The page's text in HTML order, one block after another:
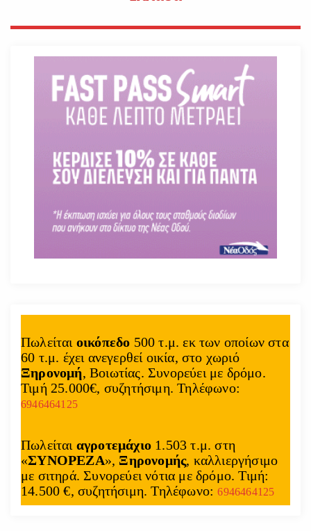
Πωλείται οικόπεδο 500 τ.μ. εκ των οποίων στα
60 τ.μ. έχει ανεγερθεί οικία, στο χωριό
Ξηρονομή, Βοιωτίας. Συνορεύει με δρόμο.
Τιμή 25.000€, συζητήσιμη. Τηλέφωνο:
6946464125
Πωλείται αγροτεμάχιο 1.503 τ.μ. στη
«ΣΥΝΟΡΕΖΑ», Ξηρονομής, καλλιεργήσιμο
με σιτηρά. Συνορεύει νότια με δρόμο. Τιμή:
14.500 €, συζητήσιμη. Τηλέφωνο:6946464125